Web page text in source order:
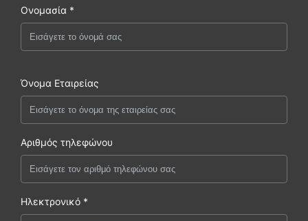
Ονομασία *
Όνομα Εταιρείας
Αριθμός τηλεφώνου
Ηλεκτρονικό *